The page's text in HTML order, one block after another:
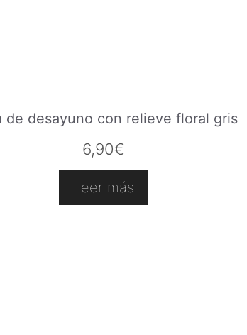
de desayuno con relieve floral gris
6,90€
Leer más